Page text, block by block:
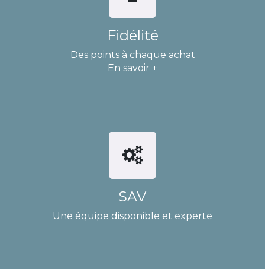
Fidélité
Des points à chaque achat
En savoir +
SAV
Une équipe disponible et experte